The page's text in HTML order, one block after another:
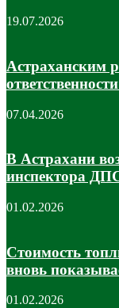
19.07.2026
Астраханским
07.04.2026
В Астрахани
инспектора
01.02.2026
Стоимость
вновь
01.02.2026